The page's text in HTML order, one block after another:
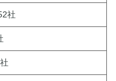
社